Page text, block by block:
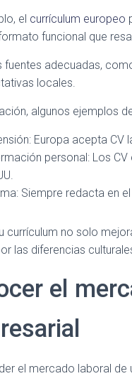
el currículum europeo
funcional que
fuentes adecuadas,
locales.
algunos ejemplos
Europa acepta
personal: Los
Siempre redacta en
currículum no solo
las diferencias
el
el mercado laboral de